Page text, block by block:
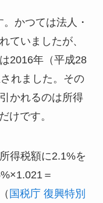
。かつては法人・
ていましたが、
2016年（平成28
れました。その
かれるのは所得
けです。
得税額に2.1%を
＝
国税庁 復興特別